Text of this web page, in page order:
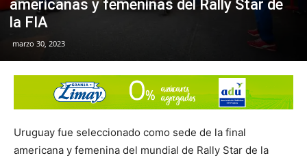
americanas y femeninas del Rally Star de
la FIA
marzo 30, 2023
Uruguay fue seleccionado como sede de la final
americana y femenina del mundial de Rally Star de la